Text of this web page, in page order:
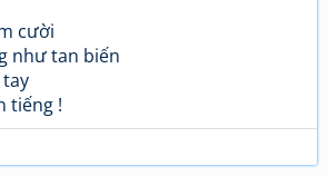
cười
như tan biến
tiếng !